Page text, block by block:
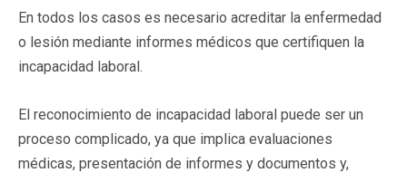
En todos los casos es necesario acreditar la enfermedad
o lesión mediante informes médicos que certifiquen la
incapacidad laboral.
El reconocimiento de incapacidad laboral puede ser un
proceso complicado, ya que implica evaluaciones
médicas, presentación de informes y documentos y,